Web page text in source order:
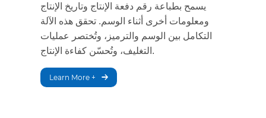
يسمح بطباعة رقم دفعة الإنتاج وتاريخ الإنتاج
ومعلومات أخرى أثناء الوسم. تحقق هذه الآلة
التكامل بين الوسم والترميز، وتُختصر عمليات
التغليف، وتُحسّن كفاءة الإنتاج.
Learn More +